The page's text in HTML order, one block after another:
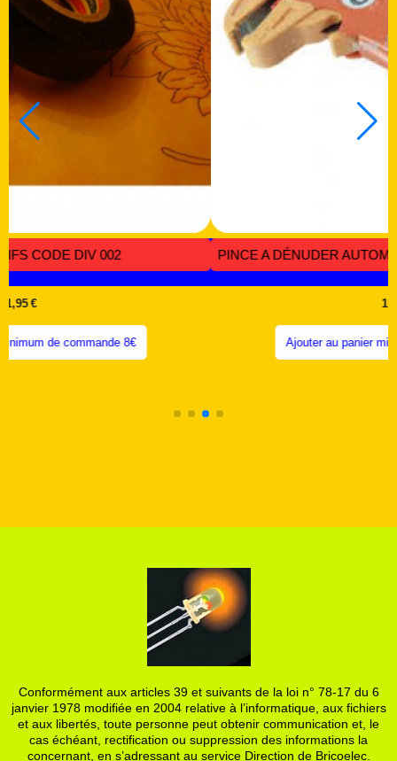
OMC 002
8€
PINCE A RILSAN TG9 - CODE OMC
Ajouter au panier minimum de
Conformément aux articles 39 et suivants de la loi n° 78-17 du 6
janvier 1978 modifiée en 2004 relative à l’informatique, aux fichiers
et aux libertés, toute personne peut obtenir communication et, le
cas échéant, rectification ou suppression des informations la
concernant, en s’adressant au service Direction de Bricoelec.